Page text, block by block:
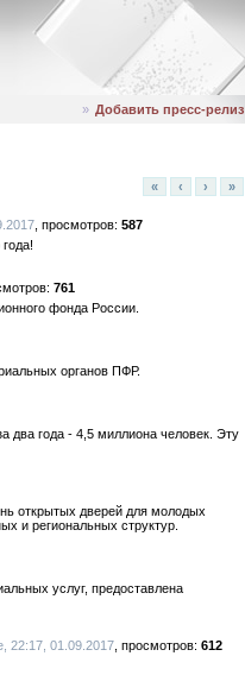
» Добавить пресс-релиз
« ‹ › »
587
761
фонда России.
органов ПФР.
два года - 4,5 миллиона человек. Эту
открытых дверей для молодых
и региональных структур.
услуг, предоставлена
22:17, 01.09.2017
612